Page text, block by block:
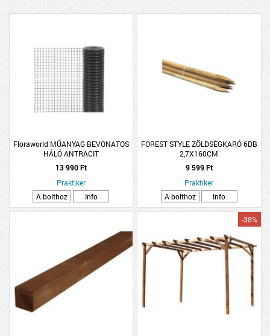
Floraworld MŰANYAG BEVONATOS
HÁLÓ ANTRACIT
13 990 Ft
Praktiker
A bolthoz
Info
FOREST STYLE ZÖLDSÉGKARÓ 6DB
2,7X160CM
9 599 Ft
Praktiker
A bolthoz
Info
-38%